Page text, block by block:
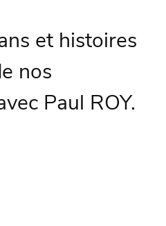
et histoires
nos
Paul ROY.